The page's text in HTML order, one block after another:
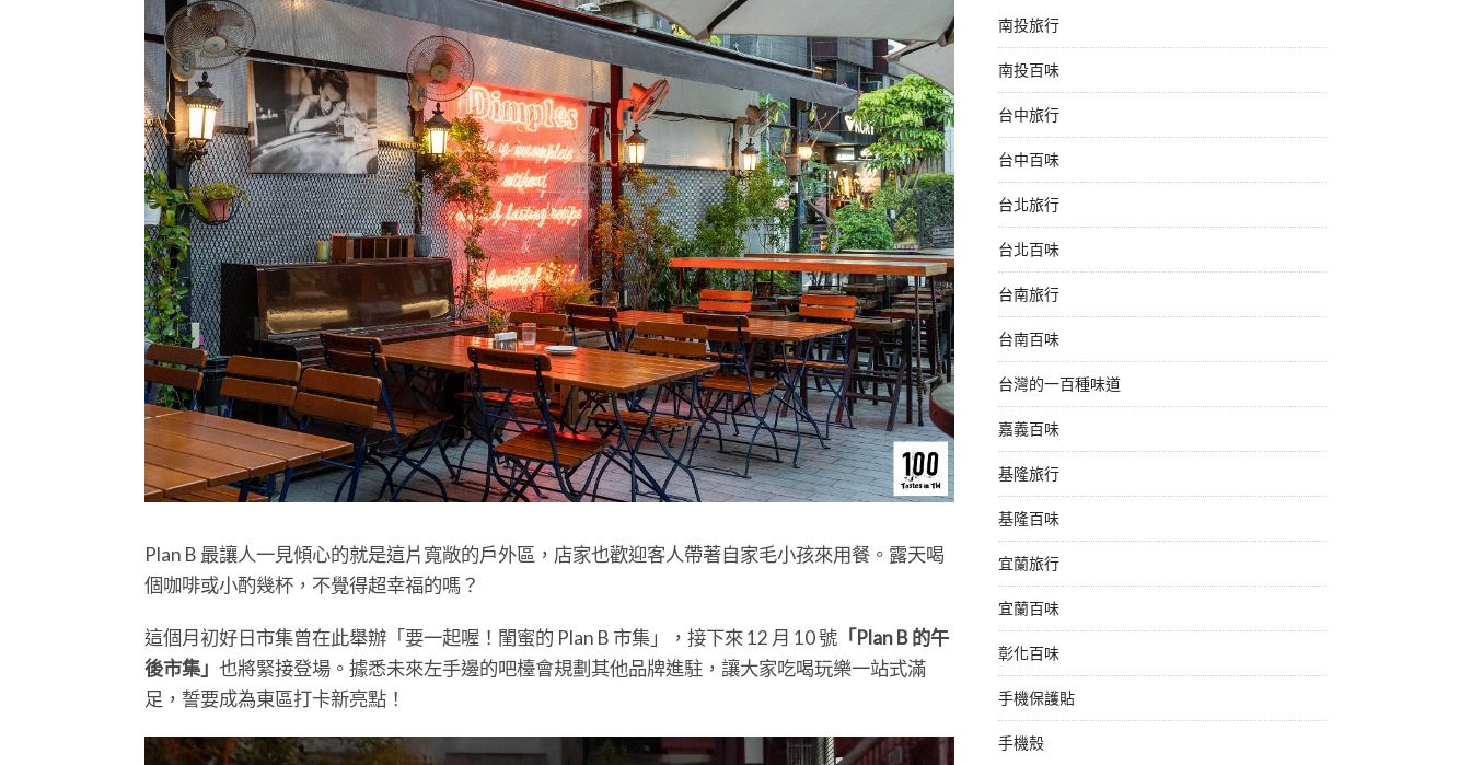
Plan B 最讓人一見傾心的就是這片寬敞的戶外區，店家也歡迎客人帶著自家毛小孩來用餐。露天喝
個咖啡或小酌幾杯，不覺得超幸福的嗎？
這個月初好日市集曾在此舉辦「要一起喔！閨蜜的 Plan B 市集」，接下來 12 月 10 號 「Plan B 的午
後市集」 也將緊接登場。據悉未來左手邊的吧檯會規劃其他品牌進駐，讓大家吃喝玩樂一站式滿
足，誓要成為東區打卡新亮點！
南投旅行
南投百味
台中旅行
台中百味
台北旅行
台北百味
台南旅行
台南百味
台灣的一百種味道
嘉義百味
基隆旅行
基隆百味
宜蘭旅行
宜蘭百味
彰化百味
手機保護貼
手機殼